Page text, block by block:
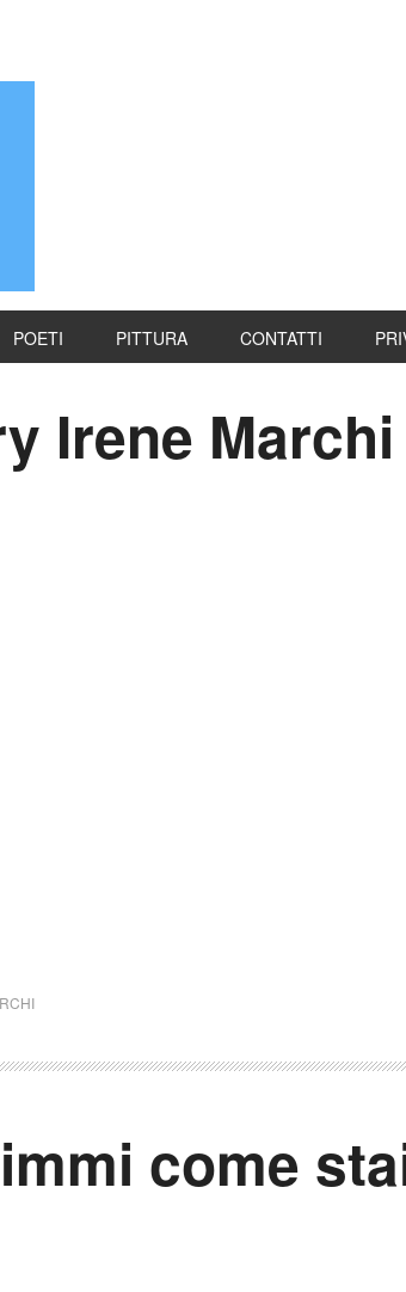
POETI PITTURA CONTATTI
Irene Marchi
come